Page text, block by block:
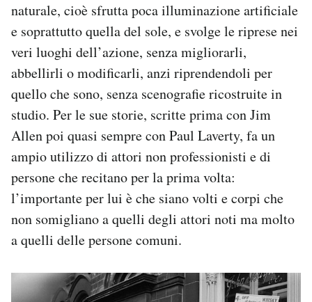
naturale, cioè sfrutta poca illuminazione artificiale
e soprattutto quella del sole, e svolge le riprese nei
veri luoghi dell’azione, senza migliorarli,
abbellirli o modificarli, anzi riprendendoli per
quello che sono, senza scenografie ricostruite in
studio. Per le sue storie, scritte prima con Jim
Allen poi quasi sempre con Paul Laverty, fa un
ampio utilizzo di attori non professionisti e di
persone che recitano per la prima volta:
l’importante per lui è che siano volti e corpi che
non somigliano a quelli degli attori noti ma molto
a quelli delle persone comuni.